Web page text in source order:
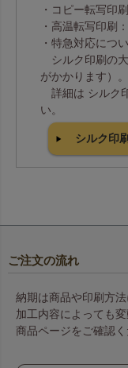
・コピー転写印
・高温転写印刷
・特急対応につ
シルク印刷の
がかかります）。
詳細は シルク
い。
シルク印
ご注文の流れ
納期は商品や印刷方
加工内容によっても
商品ページをご確認く